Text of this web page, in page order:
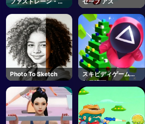
ード・トゥ・リベン
ジ・マスター
Photo To Sketch
スキビディゲーム新
年保護下